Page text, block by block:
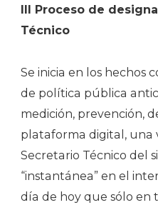
III Proceso de
Técnico
Se inicia en los hechos
de política pública
medición, prevención,
plataforma digital, una
Secretario Técnico del
“instantánea” en el
día de hoy que sólo en